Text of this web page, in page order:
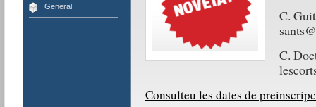
General
C.
C.
Consulteu les dates de